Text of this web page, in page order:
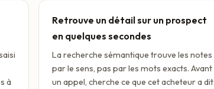
à
Retrouve un détail sur un prospect
en quelques secondes
La recherche sémantique trouve les notes
par le sens, pas par les mots exacts. Avant
un appel, cherche ce que cet acheteur a dit